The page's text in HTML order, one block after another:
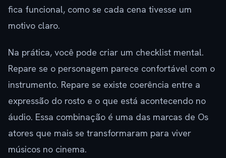
fica funcional, como se cada cena tivesse um
motivo claro.
Na prática, você pode criar um checklist mental.
Repare se o personagem parece confortável com o
instrumento. Repare se existe coerência entre a
expressão do rosto e o que está acontecendo no
áudio. Essa combinação é uma das marcas de Os
atores que mais se transformaram para viver
músicos no cinema.